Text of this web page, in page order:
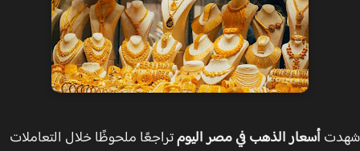
أسعار الذهب في مصر اليومتراجعًا ملحوظًا خلال التعاملات